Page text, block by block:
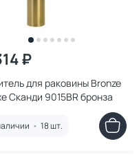
₽
для раковины Bronze
Сканди 9015BR бронза
• 18 шт.